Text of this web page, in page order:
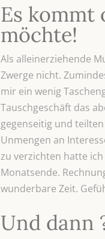
Es kommt
möchte!
Als alleinerziehende
Zwerge nicht.
mir ein wenig
Tauschgeschäft das
gegenseitig und
Unmengen an
zu verzichten hatte
Monatsende.
wunderbare Zeit.
Und dann